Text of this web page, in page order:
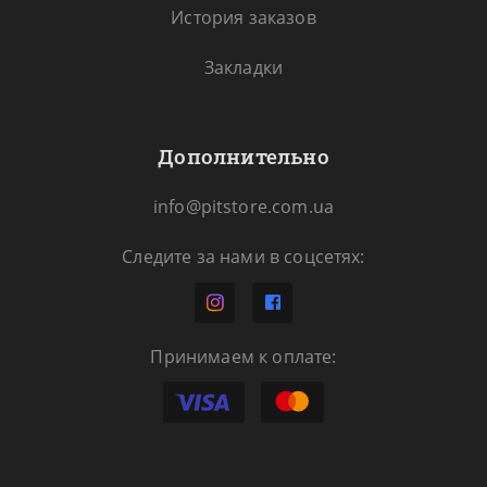
История заказов
Закладки
Дополнительно
info@pitstore.com.ua
Следите за нами в соцсетях:
Принимаем к оплате: